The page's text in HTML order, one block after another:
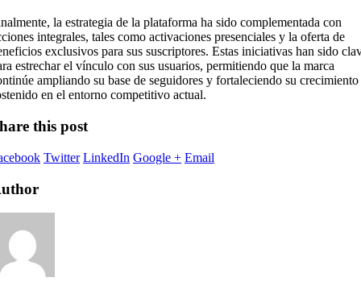
la estrategia de la plataforma ha sido complementada con
integrales, tales como activaciones presenciales y la oferta de
exclusivos para sus suscriptores. Estas iniciativas han sido
estrechar el vínculo con sus usuarios, permitiendo que la marca
ampliando su base de seguidores y fortaleciendo su crecimiento
en el entorno competitivo actual.
this post
Twitter LinkedIn Google + Email